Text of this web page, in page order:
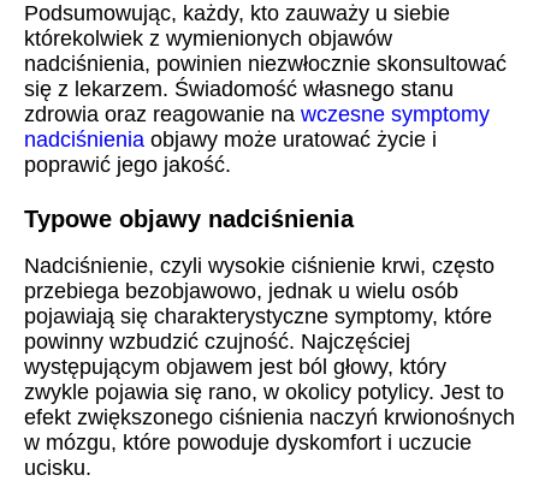
Podsumowując, każdy, kto zauważy u siebie
którekolwiek z wymienionych objawów
nadciśnienia, powinien niezwłocznie skonsultować
się z lekarzem. Świadomość własnego stanu
zdrowia oraz reagowanie na wczesne symptomy
nadciśnienia objawy może uratować życie i
poprawić jego jakość.
Typowe objawy nadciśnienia
Nadciśnienie, czyli wysokie ciśnienie krwi, często
przebiega bezobjawowo, jednak u wielu osób
pojawiają się charakterystyczne symptomy, które
powinny wzbudzić czujność. Najczęściej
występującym objawem jest ból głowy, który
zwykle pojawia się rano, w okolicy potylicy. Jest to
efekt zwiększonego ciśnienia naczyń krwionośnych
w mózgu, które powoduje dyskomfort i uczucie
ucisku.